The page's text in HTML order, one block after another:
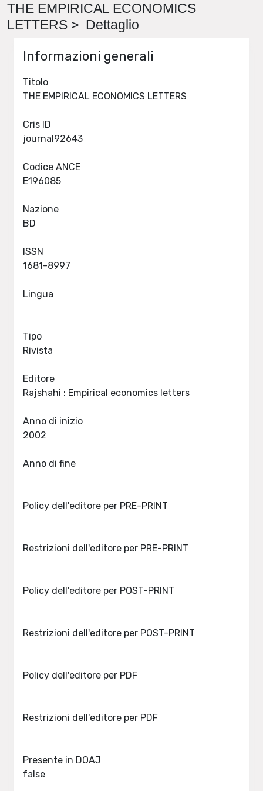
THE EMPIRICAL ECONOMICS
LETTERS > Dettaglio
Informazioni generali
Titolo
Cris ID
Codice ANCE
Nazione
ISSN
Lingua
Tipo
Rivista
Editore
Anno di inizio
Anno di fine
Policy dell'editore per PRE-PRINT
Restrizioni dell'editore per PRE-PRINT
Policy dell'editore per POST-PRINT
Restrizioni dell'editore per POST-PRINT
Policy dell'editore per PDF
Restrizioni dell'editore per PDF
Presente in DOAJ